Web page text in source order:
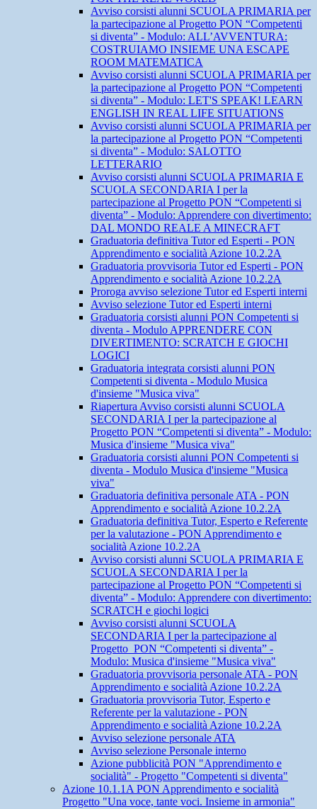
Avviso corsisti alunni SCUOLA PRIMARIA per
la partecipazione al Progetto PON “Competenti
si diventa” - Modulo: ALL’AVVENTURA:
COSTRUIAMO INSIEME UNA ESCAPE
ROOM MATEMATICA
Avviso corsisti alunni SCUOLA PRIMARIA per
la partecipazione al Progetto PON “Competenti
si diventa” - Modulo: LET'S SPEAK! LEARN
ENGLISH IN REAL LIFE SITUATIONS
Avviso corsisti alunni SCUOLA PRIMARIA per
la partecipazione al Progetto PON “Competenti
si diventa” - Modulo: SALOTTO
LETTERARIO
Avviso corsisti alunni SCUOLA PRIMARIA E
SCUOLA SECONDARIA I per la
partecipazione al Progetto PON “Competenti si
diventa” - Modulo: Apprendere con divertimento:
DAL MONDO REALE A MINECRAFT
Graduatoria definitiva Tutor ed Esperti - PON
Apprendimento e socialità Azione 10.2.2A
Graduatoria provvisoria Tutor ed Esperti - PON
Apprendimento e socialità Azione 10.2.2A
Proroga avviso selezione Tutor ed Esperti interni
Avviso selezione Tutor ed Esperti interni
Graduatoria corsisti alunni PON Competenti si
diventa - Modulo APPRENDERE CON
DIVERTIMENTO: SCRATCH E GIOCHI
LOGICI
Graduatoria integrata corsisti alunni PON
Competenti si diventa - Modulo Musica
d'insieme "Musica viva"
Riapertura Avviso corsisti alunni SCUOLA
SECONDARIA I per la partecipazione al
Progetto PON “Competenti si diventa” - Modulo:
Musica d'insieme "Musica viva"
Graduatoria corsisti alunni PON Competenti si
diventa - Modulo Musica d'insieme "Musica
viva"
Graduatoria definitiva personale ATA - PON
Apprendimento e socialità Azione 10.2.2A
Graduatoria definitiva Tutor, Esperto e Referente
per la valutazione - PON Apprendimento e
socialità Azione 10.2.2A
Avviso corsisti alunni SCUOLA PRIMARIA E
SCUOLA SECONDARIA I per la
partecipazione al Progetto PON “Competenti si
diventa” - Modulo: Apprendere con divertimento:
SCRATCH e giochi logici
Avviso corsisti alunni SCUOLA
SECONDARIA I per la partecipazione al
Progetto PON “Competenti si diventa” -
Modulo: Musica d'insieme "Musica viva"
Graduatoria provvisoria personale ATA - PON
Apprendimento e socialità Azione 10.2.2A
Graduatoria provvisoria Tutor, Esperto e
Referente per la valutazione - PON
Apprendimento e socialità Azione 10.2.2A
Avviso selezione personale ATA
Avviso selezione Personale interno
Azione pubblicità PON "Apprendimento e
socialità" - Progetto "Competenti si diventa"
Azione 10.1.1A PON Apprendimento e socialità
Progetto "Una voce, tante voci. Insieme in armonia"